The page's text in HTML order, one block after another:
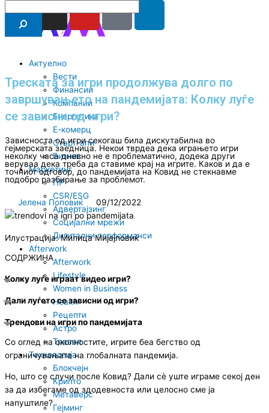
F
a
c
b
o
o
k
I
s
a
g
r
a
m
Y
u
b
e
I
i
k
-
i
k
t
o
k
-
i
n
d
i
Search
Актуелно
Вести
Финансии
Компании
Енергетика
Е-комерц
Старт-апи
Бизнис
Маркетинг
ПР
CSR/ESG
Адвертајзинг
Социјални мрежи
Дигитални перформанси
Afterwork
Afterwork
Lifestyle
Women in Business
Health
Рецепти
Астро
Травел
Технологија
Блокчејн
Крипто
Метаверс
Гејминг
Треската за игри продолжува долго по
завршувањето на пандемијата: Колку луѓе
се зависни од игри?
Зависноста од игри секогаш била дискутабилна во
гејмерската заедница. Некои тврдеа дека играњето игри
неколку часа дневно не е проблематично, додека други
веруваа дека треба да ставиме крај на игрите. Каков и да е
точниот одговор, до пандемијата на Ковид не стекнавме
подобро разбирање за проблемот.
Јелена Поповиќ 09/12/2022
Илустрација: Милица Мијајловиќ
СОДРЖИНА
Колку луѓе играат видео игри?
Дали луѓето се зависни од игри?
Трендови на игри по пандемијата
Со оглед на околностите, игрите беа бегство од
ограничувањата на глобалната пандемија.
Но, што се случи после Ковид? Дали сè уште играме секој ден
за да избегаме од здодевноста или целосно сме ја
напуштиле?